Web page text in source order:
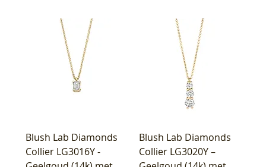
Blush Lab Diamonds
Collier LG3016Y -
Blush Lab Diamonds
Collier LG3020Y –